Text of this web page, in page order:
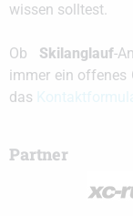
wissen solltest.
Ob Skilanglauf-
immer ein offenes
das
Partner